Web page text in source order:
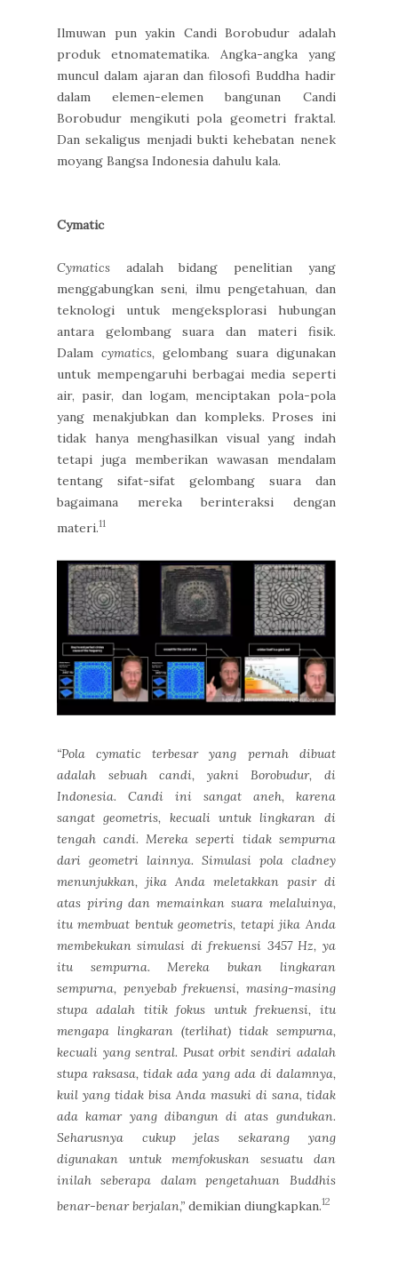
Ilmuwan pun yakin Candi Borobudur adalah
produk etnomatematika. Angka-angka yang
muncul dalam ajaran dan filosofi Buddha hadir
dalam elemen-elemen bangunan Candi
Borobudur mengikuti pola geometri fraktal.
Dan sekaligus menjadi bukti kehebatan nenek
moyang Bangsa Indonesia dahulu kala.
Cymatic
Cymatics adalah bidang penelitian yang
menggabungkan seni, ilmu pengetahuan, dan
teknologi untuk mengeksplorasi hubungan
antara gelombang suara dan materi fisik.
Dalam cymatics,gelombang suara digunakan
untuk mempengaruhi berbagai media seperti
air, pasir, dan logam, menciptakan pola-pola
yang menakjubkan dan kompleks. Proses ini
tidak hanya menghasilkan visual yang indah
tetapi juga memberikan wawasan mendalam
tentang sifat-sifat gelombang suara dan
bagaimana mereka berinteraksi dengan
materi.11
“Pola cymatic terbesar yang pernah dibuat
adalah sebuah candi, yakni Borobudur, di
Indonesia. Candi ini sangat aneh, karena
sangat geometris, kecuali untuk lingkaran di
tengah candi. Mereka seperti tidak sempurna
dari geometri lainnya. Simulasi pola cladney
menunjukkan, jika Anda meletakkan pasir di
atas piring dan memainkan suara melaluinya,
itu membuat bentuk geometris, tetapi jika Anda
membekukan simulasi di frekuensi 3457 Hz, ya
itu sempurna. Mereka bukan lingkaran
sempurna, penyebab frekuensi, masing-masing
stupa adalah titik fokus untuk frekuensi, itu
mengapa lingkaran (terlihat) tidak sempurna,
kecuali yang sentral. Pusat orbit sendiri adalah
stupa raksasa, tidak ada yang ada di dalamnya,
kuil yang tidak bisa Anda masuki di sana, tidak
ada kamar yang dibangun di atas gundukan.
Seharusnya cukup jelas sekarang yang
digunakan untuk memfokuskan sesuatu dan
inilah seberapa dalam pengetahuan Buddhis
benar-benar berjalan,” demikian diungkapkan.12